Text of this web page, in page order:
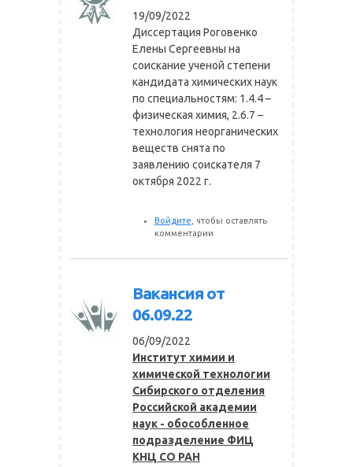
19/09/2022
Диссертация Роговенко
Елены Сергеевны на
соискание ученой степени
кандидата химических наук
по специальностям: 1.4.4 –
физическая химия, 2.6.7 –
технология неорганических
веществ снята по
заявлению соискателя 7
октября 2022 г.
Войдите , чтобы оставлять
комментарии
Вакансия от
06.09.22
06/09/2022
Институт химии и
химической технологии
Сибирского отделения
Российской академии
наук - обособленное
подразделение ФИЦ
КНЦ СО РАН